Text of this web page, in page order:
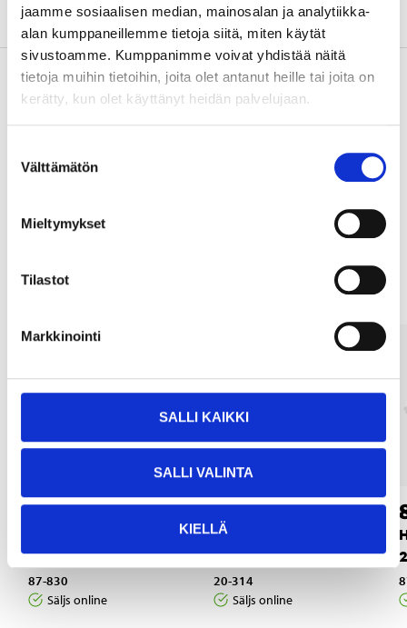
jaamme sosiaalisen median, mainosalan ja analytiikka-
alan kumppaneillemme tietoja siitä, miten käytät
sivustoamme. Kumppanimme voivat yhdistää näitä
tietoja muihin tietoihin, joita olet antanut heille tai joita on
kerätty, kun olet käyttänyt heidän palvelujaan.
valinta
Välttämätön
Mieltymykset
Tilastot
Markkinointi
SALLI KAIKKI
SALLI VALINTA
KIELLÄ
Om tillverkaren
695
x 1,8 cm
87-830
Säljs online
395
Vinkelkonsol, 250
mm, 2 st.
20-314
Säljs online